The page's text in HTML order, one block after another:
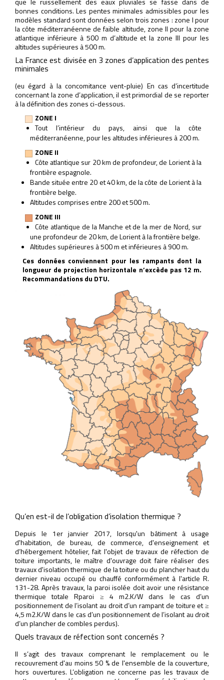
bonnes conditions. Les pentes minimales admissibles pour les
modèles standard sont données selon trois zones : zone I pour
la côte méditerranéenne de faible altitude, zone II pour la zone
atlantique inférieure à 500 m d’altitude et la zone III pour les
altitudes supérieures à 500 m.
La France est divisée en 3 zones d’application des pentes
minimales
(eu égard à la concomitance vent-pluie) En cas d’incertitude
concernant la zone d’application, il est primordial de se reporter
à la définition des zones ci-dessous.
ZONE I
Tout l’intérieur du pays, ainsi que la côte
méditerranéenne, pour les altitudes inférieures à 200 m.
ZONE II
Côte atlantique sur 20 km de profondeur, de Lorient à la
frontière espagnole.
Bande située entre 20 et 40 km, de la côte de Lorient à la
frontière belge.
Altitudes comprises entre 200 et 500 m.
ZONE III
Côte atlantique de la Manche et de la mer de Nord, sur
une profondeur de 20 km, de Lorient à la frontière belge.
Altitudes supérieures à 500 m et inférieures à 900 m.
Ces données conviennent pour les rampants dont la
longueur de projection horizontale n’excède pas 12 m.
Recommandations du DTU.
Qu’en est-il de l’obligation d’isolation thermique ?
Depuis le 1er janvier 2017, lorsqu'un bâtiment à usage
d'habitation, de bureau, de commerce, d'enseignement et
d’hébergement hôtelier, fait l'objet de travaux de réfection de
toiture importants, le maître d'ouvrage doit faire réaliser des
travaux d'isolation thermique de la toiture ou du plancher haut du
dernier niveau occupé ou chauffé conformément à l'article R.
131-28. Après travaux, la paroi isolée doit avoir une résistance
thermique totale Rparoi ≥ 4 m2.K/W dans le cas d’un
positionnement de l’isolant au droit d’un rampant de toiture et ≥
4,5 m2.K/W dans le cas d’un positionnement de l’isolant au droit
d’un plancher de combles perdus).
Quels travaux de réfection sont concernés ?
Il s’agit des travaux comprenant le remplacement ou le
recouvrement d'au moins 50 % de l'ensemble de la couverture,
hors ouvertures. L’obligation ne concerne pas les travaux de